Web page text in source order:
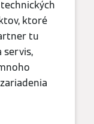
ktoré
tu
servis,